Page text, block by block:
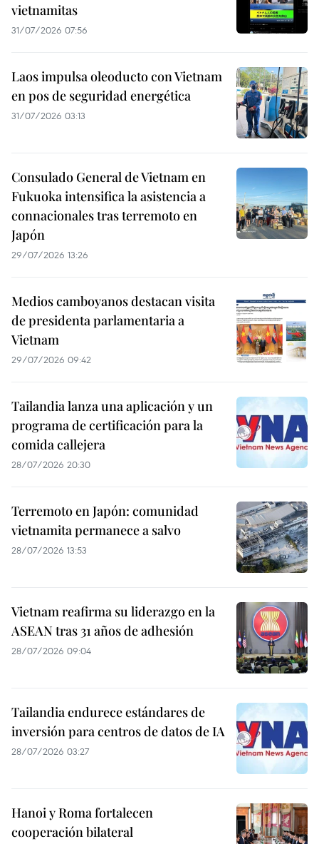
vietnamitas
31/07/2026 07:56
Laos impulsa oleoducto con Vietnam
en pos de seguridad energética
31/07/2026 03:13
Consulado General de Vietnam en
Fukuoka intensifica la asistencia a
connacionales tras terremoto en
Japón
29/07/2026 13:26
Medios camboyanos destacan visita
de presidenta parlamentaria a
Vietnam
29/07/2026 09:42
Tailandia lanza una aplicación y un
programa de certificación para la
comida callejera
28/07/2026 20:30
Terremoto en Japón: comunidad
vietnamita permanece a salvo
28/07/2026 13:53
Vietnam reafirma su liderazgo en la
ASEAN tras 31 años de adhesión
28/07/2026 09:04
Tailandia endurece estándares de
inversión para centros de datos de IA
28/07/2026 03:27
Hanoi y Roma fortalecen
cooperación bilateral